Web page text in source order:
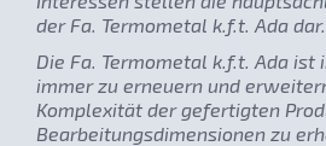
der Fa. Termometal k.f.t. Ada dar.
Die Fa. Termometal k.f.t. Ada ist
immer zu erneuern und
Komplexität der gefertigten
Bearbeitungsdimensionen zu